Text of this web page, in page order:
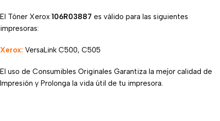
El Tóner Xerox 106R03887 es válido para las siguientes
impresoras:
Xerox: VersaLink C500, C505
El uso de Consumibles Originales Garantiza la mejor calidad de
Impresión y Prolonga la vida útil de tu impresora.